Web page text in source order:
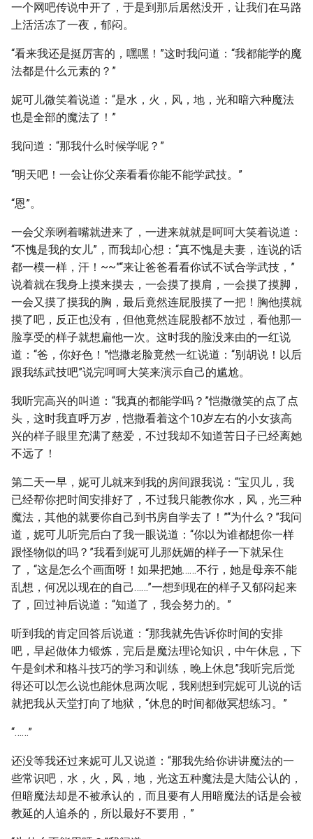
一个网吧传说中开了，于是到那后居然没开，让我们在马路
上活活冻了一夜，郁闷。
“看来我还是挺厉害的，嘿嘿！”这时我问道：“我都能学的魔
法都是什么元素的？”
妮可儿微笑着说道：“是水，火，风，地，光和暗六种魔法
也是全部的魔法了！”
我问道：“那我什么时候学呢？”
“明天吧！一会让你父亲看看你能不能学武技。”
“恩”。
一会父亲咧着嘴就进来了，一进来就就是呵呵大笑着说道：
“不愧是我的女儿”，而我却心想：“真不愧是夫妻，连说的话
都一模一样，汗！~~”“来让爸爸看看你试不试合学武技，”
说着就在我身上摸来摸去，一会摸了摸肩，一会摸了摸脚，
一会又摸了摸我的胸，最后竟然连屁股摸了一把！胸他摸就
摸了吧，反正也没有，但他竟然连屁股都不放过，看他那一
脸享受的样子就想扁他一次。这时我的脸没来由的一红说
道：“爸，你好色！”恺撒老脸竟然一红说道：“别胡说！以后
跟我练武技吧”说完呵呵大笑来演示自己的尴尬。
我听完高兴的叫道：“我真的都能学吗？”恺撒微笑的点了点
头，这时我直呼万岁，恺撒看着这个10岁左右的小女孩高
兴的样子眼里充满了慈爱，不过我却不知道苦日子已经离她
不远了！
第二天一早，妮可儿就来到我的房间跟我说：“宝贝儿，我
已经帮你把时间安排好了，不过我只能教你水，风，光三种
魔法，其他的就要你自己到书房自学去了！”“为什么？”我问
道，妮可儿听完后白了我一眼说道：“你以为谁都想你一样
跟怪物似的吗？”我看到妮可儿那妩媚的样子一下就呆住
了，“这是怎么个画面呀！如果把她……不行，她是母亲不能
乱想，何况以现在的自己……”一想到现在的样子又郁闷起来
了，回过神后说道：“知道了，我会努力的。”
听到我的肯定回答后说道：“那我就先告诉你时间的安排
吧，早起做体力锻炼，完后是魔法理论知识，中午休息，下
午是剑术和格斗技巧的学习和训练，晚上休息”我听完后觉
得还可以怎么说也能休息两次呢，我刚想到完妮可儿说的话
就把我从天堂打向了地狱，“休息的时间都做冥想练习。”
“……”
还没等我还过来妮可儿又说道：“那我先给你讲讲魔法的一
些常识吧，水，火，风，地，光这五种魔法是大陆公认的，
但暗魔法却是不被承认的，而且要有人用暗魔法的话是会被
教延的人追杀的，所以最好不要用，”